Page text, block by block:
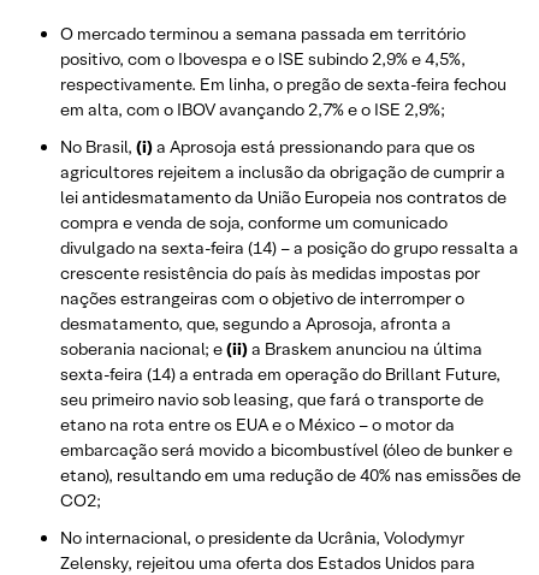
O mercado terminou a semana passada em território
positivo, com o Ibovespa e o ISE subindo 2,9% e 4,5%,
respectivamente. Em linha, o pregão de sexta-feira fechou
em alta, com o IBOV avançando 2,7% e o ISE 2,9%;
No Brasil, (i)a Aprosoja está pressionando para que os
agricultores rejeitem a inclusão da obrigação de cumprir a
lei antidesmatamento da União Europeia nos contratos de
compra e venda de soja, conforme um comunicado
divulgado na sexta-feira (14) – a posição do grupo ressalta a
crescente resistência do país às medidas impostas por
nações estrangeiras com o objetivo de interromper o
desmatamento, que, segundo a Aprosoja, afronta a
soberania nacional; e(ii)a Braskem anunciou na última
sexta-feira (14) a entrada em operação do Brillant Future,
seu primeiro navio sob leasing, que fará o transporte de
etano na rota entre os EUA e o México – o motor da
embarcação será movido a bicombustível (óleo de bunker e
etano), resultando em uma redução de 40% nas emissões de
CO2;
No internacional, o presidente da Ucrânia, Volodymyr
Zelensky, rejeitou uma oferta dos Estados Unidos para